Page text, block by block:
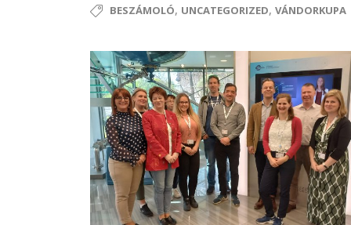
BESZÁMOLÓ, UNCATEGORIZED, VÁNDORKUPA